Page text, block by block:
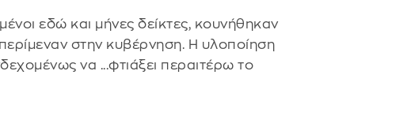
εδώ και μήνες δείκτες, κουνήθηκαν
στην κυβέρνηση. Η υλοποίηση
να ...φτιάξει περαιτέρω το